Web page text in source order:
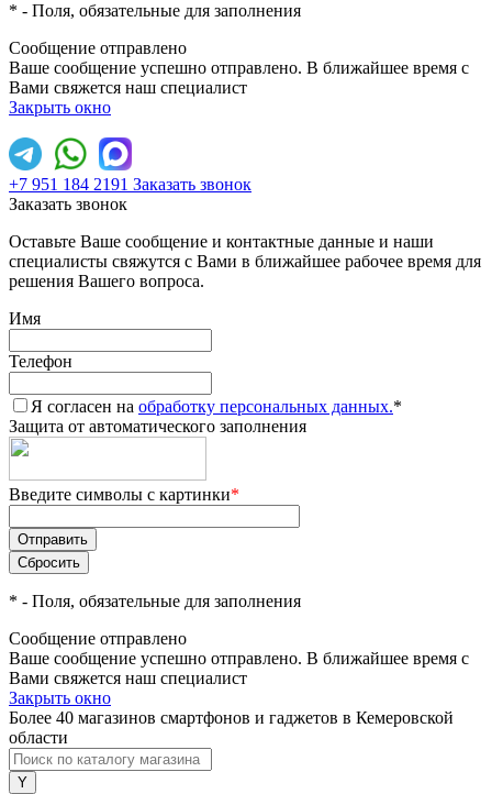
* - Поля, обязательные для заполнения
Сообщение отправлено
Ваше сообщение успешно отправлено. В ближайшее время с
Вами свяжется наш специалист
Закрыть окно
+7 951 184 2191 Заказать звонок
Заказать звонок
Оставьте Ваше сообщение и контактные данные и наши
специалисты свяжутся с Вами в ближайшее рабочее время для
решения Вашего вопроса.
Имя
Телефон
Я согласен на обработку персональных данных.*
Защита от автоматического заполнения
Введите символы с картинки*
* - Поля, обязательные для заполнения
Сообщение отправлено
Ваше сообщение успешно отправлено. В ближайшее время с
Вами свяжется наш специалист
Закрыть окно
Более 40 магазинов смартфонов и гаджетов в Кемеровской
области